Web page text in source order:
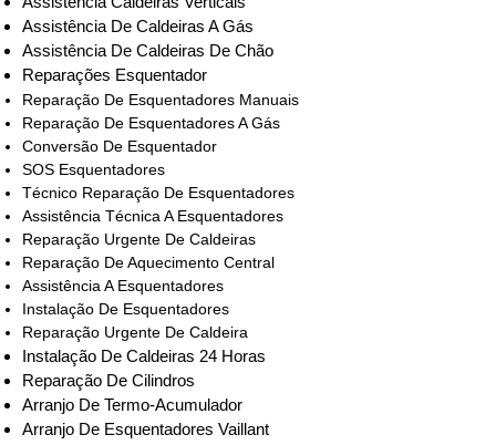
Assistência De Caldeiras A Gás
Assistência De Caldeiras De Chão
Reparações Esquentador
Reparação De Esquentadores Manuais
Reparação De Esquentadores A Gás
Conversão De Esquentador
SOS Esquentadores
Técnico Reparação De Esquentadores
Assistência Técnica A Esquentadores
Reparação Urgente De Caldeiras
Reparação De Aquecimento Central
Assistência A Esquentadores
Instalação De Esquentadores
Reparação Urgente De Caldeira
Instalação De Caldeiras 24 Horas
Reparação De Cilindros
Arranjo De Termo-Acumulador
Arranjo De Esquentadores Vaillant